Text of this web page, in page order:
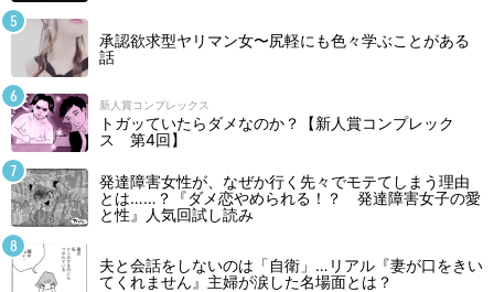
承認欲求型ヤリマン女〜尻軽にも色々学ぶことがある
話
新人賞コンプレックス
トガッていたらダメなのか？【新人賞コンプレック
ス 第4回】
発達障害女性が、なぜか行く先々でモテてしまう理由
とは……？『ダメ恋やめられる！？ 発達障害女子の愛
と性』人気回試し読み
夫と会話をしないのは「自衛」…リアル『妻が口をきい
てくれません』主婦が涙した名場面とは？